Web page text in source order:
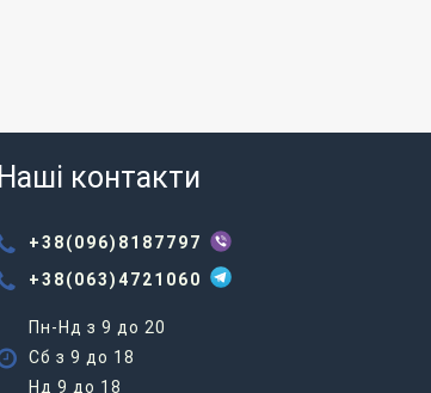
Наші контакти
+38(096)8187797
+38(063)4721060
Пн-Нд з 9 до 20
Сб з 9 до 18
Нд 9 до 18